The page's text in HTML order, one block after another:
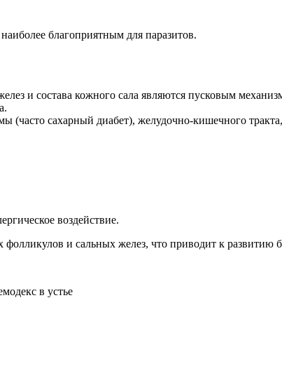
благоприятным для паразитов.
и состава кожного сала являются пусковым
(часто сахарный диабет), желудочно-кишечного
воздействие.
и сальных желез, что приводит к развитию
в устье